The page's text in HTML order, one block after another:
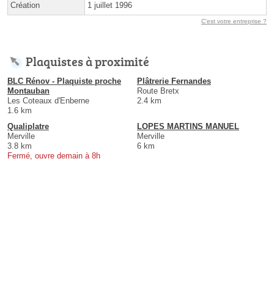
Création 1 juillet 1996
C'est votre entreprise ?
Plaquistes à proximité
BLC Rénov - Plaquiste proche
Montauban
Les Coteaux d'Enberne
1.6 km
Plâtrerie Fernandes
Route Bretx
2.4 km
Qualiplatre
Merville
3.8 km
Fermé, ouvre demain à 8h
LOPES MARTINS MANUEL
Merville
6 km